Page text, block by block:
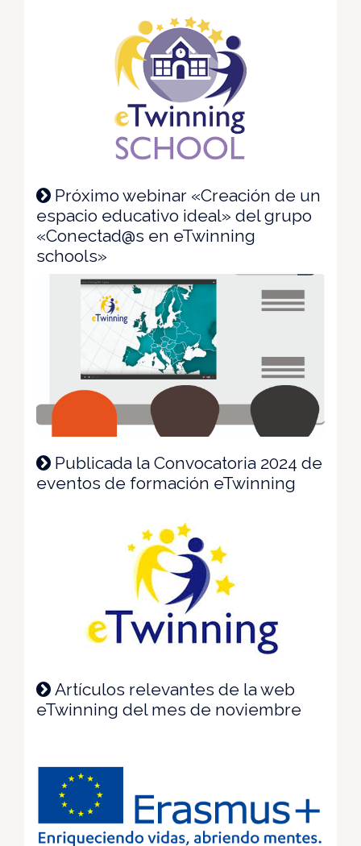
Próximo webinar «Creación de un
espacio educativo ideal» del grupo
«Conectad@s en eTwinning
schools»
Publicada la Convocatoria 2024 de
eventos de formación eTwinning
Artículos relevantes de la web
eTwinning del mes de noviembre